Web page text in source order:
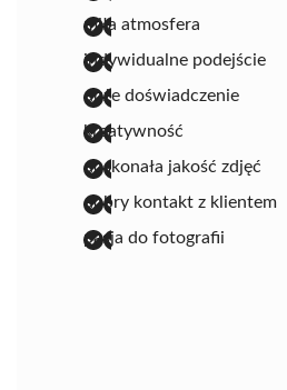
miła atmosfera
indywidualne podejście
duże doświadczenie
kreatywność
doskonała jakość zdjęć
dobry kontakt z klientem
pasja do fotografii